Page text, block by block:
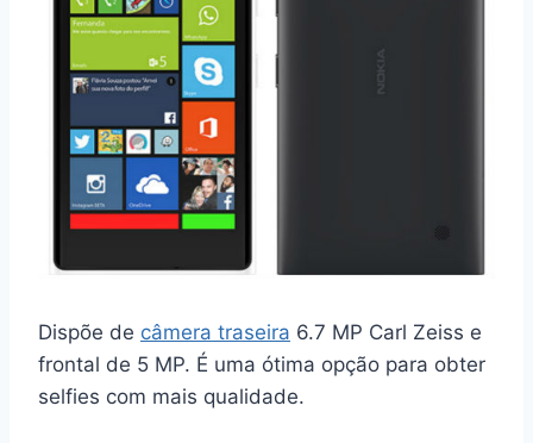
Dispõe de câmera traseira 6.7 MP Carl Zeiss e
frontal de 5 MP. É uma ótima opção para obter
selfies com mais qualidade.